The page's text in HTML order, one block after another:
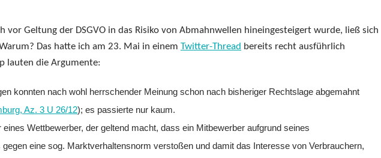
vor Geltung der DSGVO in das Risiko von Abmahnwellen hineingesteigert wurde, ließ sich
Das hatte ich am 23. Mai in einem Twitter-Thread bereits recht ausführlich
lauten die Argumente:
konnten nach wohl herrschender Meinung schon nach bisheriger Rechtslage abgemahnt
Az. 3 U 26/12); es passierte nur kaum.
Wettbewerber, der geltend macht, dass ein Mitbewerber aufgrund seines
eine sog. Marktverhaltensnorm verstoßen und damit das Interesse von Verbrauchern,